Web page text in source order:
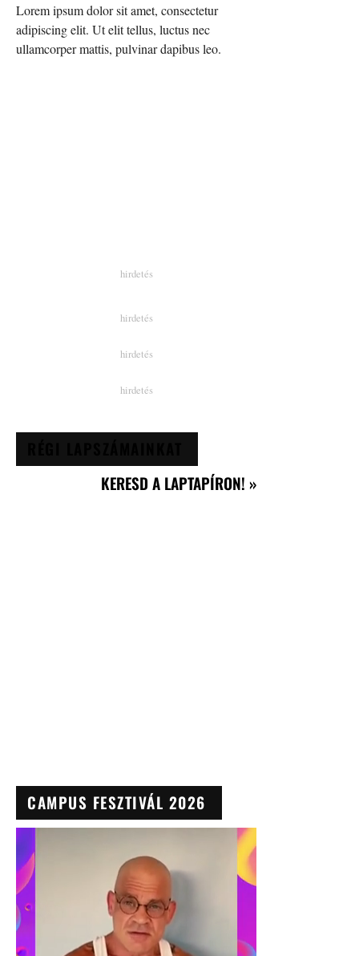
Lorem ipsum dolor sit amet, consectetur
adipiscing elit. Ut elit tellus, luctus nec
ullamcorper mattis, pulvinar dapibus leo.
KERESD A LAPTAPÍRON! »
CAMPUS FESZTIVÁL 2026